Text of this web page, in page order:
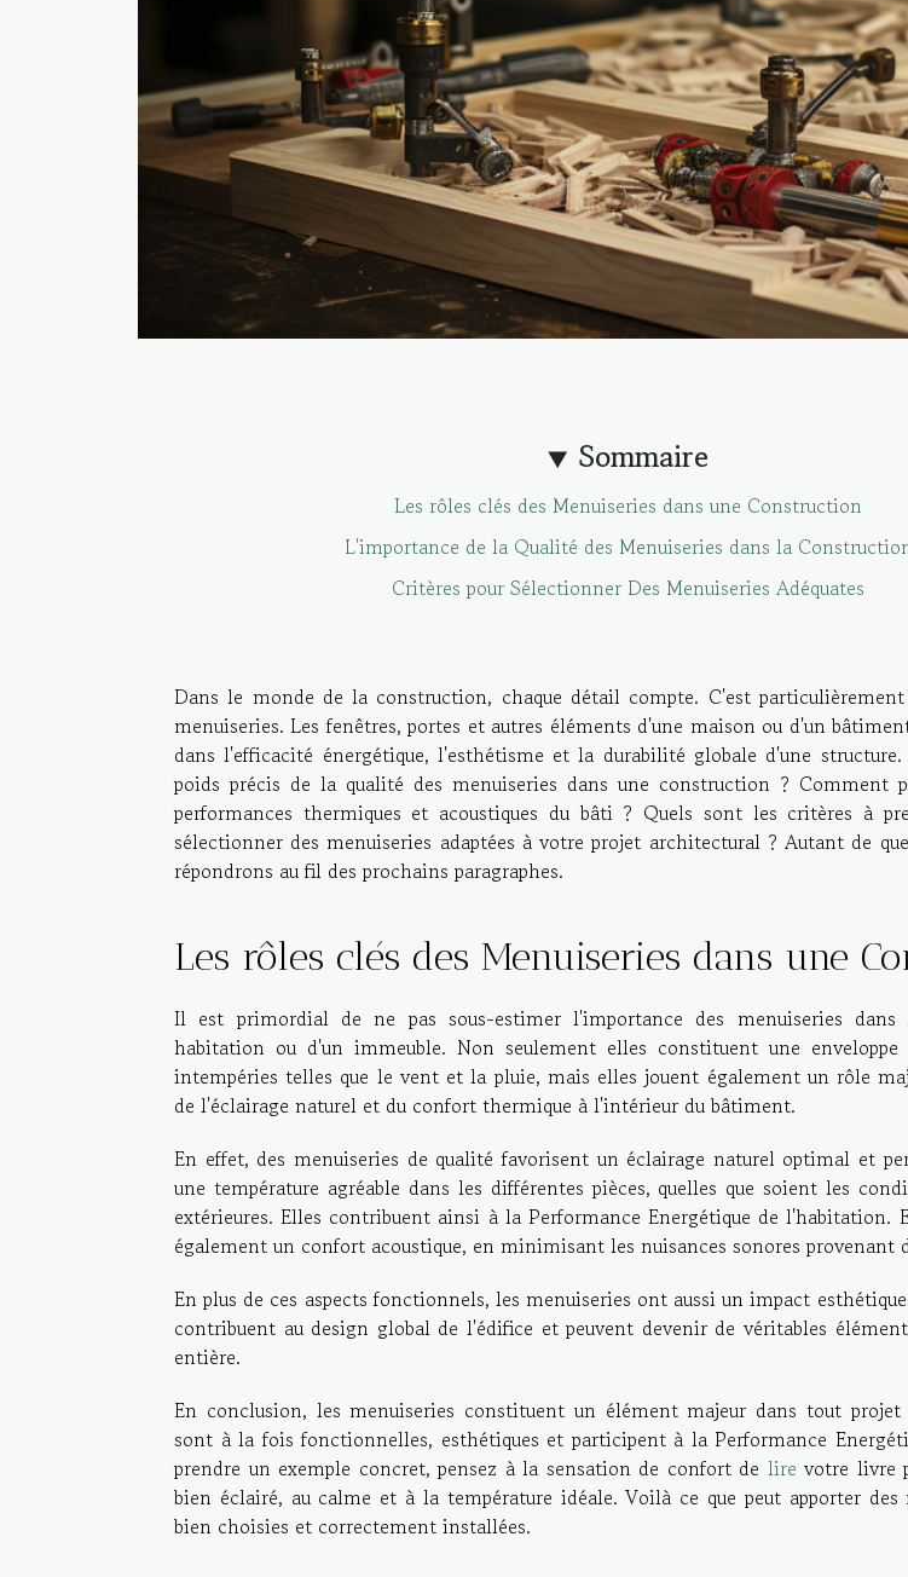
Sommaire
Les rôles clés des Menuiseries dans une Construction
L'importance de la Qualité des Menuiseries dans la
Critères pour Sélectionner Des Menuiseries Adéquates
Dans le monde de la construction, chaque détail compte. C'est
menuiseries. Les fenêtres, portes et autres éléments d'une maison ou d'un
dans l'efficacité énergétique, l'esthétisme et la durabilité globale d'une
poids précis de la qualité des menuiseries dans une construction ? Comment
performances thermiques et acoustiques du bâti ? Quels sont les critères à
sélectionner des menuiseries adaptées à votre projet architectural ? Autant de
répondrons au fil des prochains paragraphes.
Les rôles clés des Menuiseries dans une
Il est primordial de ne pas sous-estimer l'importance des menuiseries
habitation ou d'un immeuble. Non seulement elles constituent une
intempéries telles que le vent et la pluie, mais elles jouent également un rôle
de l'éclairage naturel et du confort thermique à l'intérieur du bâtiment.
En effet, des menuiseries de qualité favorisent un éclairage naturel optimal et
une température agréable dans les différentes pièces, quelles que soient les
extérieures. Elles contribuent ainsi à la Performance Energétique de l'habitation.
également un confort acoustique, en minimisant les nuisances sonores provenant
En plus de ces aspects fonctionnels, les menuiseries ont aussi un impact
contribuent au design global de l'édifice et peuvent devenir de véritables
entière.
En conclusion, les menuiseries constituent un élément majeur dans tout
sont à la fois fonctionnelles, esthétiques et participent à la Performance
prendre un exemple concret, pensez à la sensation de confort de lire votre livre
bien éclairé, au calme et à la température idéale. Voilà ce que peut apporter des
bien choisies et correctement installées.